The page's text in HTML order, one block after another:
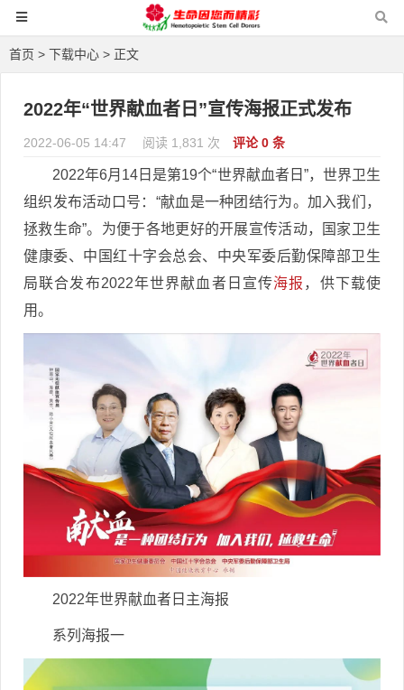
首页 > 下载中心 > 正文
2022年“世界献血者日”宣传海报正式发布
2022-06-05 14:47 阅读 1,831 次 评论 0 条
2022年6月14日是第19个“世界献血者日”，世界卫生
组织发布活动口号：“献血是一种团结行为。加入我们，
拯救生命”。为便于各地更好的开展宣传活动，国家卫生
健康委、中国红十字会总会、中央军委后勤保障部卫生
局联合发布2022年世界献血者日宣传海报 ，供下载使
用。
2022年世界献血者日主海报
系列海报一